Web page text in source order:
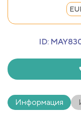
ID:
Информация